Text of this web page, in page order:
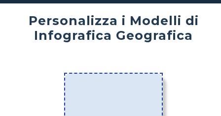
Personalizza i Modelli di
Infografica Geografica